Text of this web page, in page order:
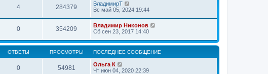
4 284379
ВладимирТ
Вс май 05, 2024 19:44
0 354209
Владимир Никонов
Сб сен 23, 2017 14:40
ОТВЕТЫ ПРОСМОТРЫ ПОСЛЕДНЕЕ СООБЩЕНИЕ
0 54981
Ольга К
Чт июн 04, 2020 22:39